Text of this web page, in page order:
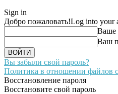
Sign in
Добро пожаловать!Log into your
Ваше
Ваш
Вы забыли свой пароль?
Политика в отношении файлов
Восстановление пароля
Восстановите свой пароль